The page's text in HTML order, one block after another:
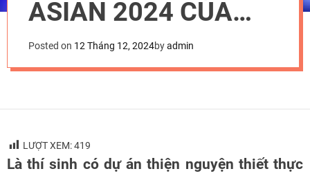
ASIAN 2024 CỦA
HOA HẬU NHÂN ÁI
VŨ THỊ MINH THUÝ
Posted on 12 Tháng 12, 2024byadmin
LƯỢT XEM:419
Là thí sinh có dự án thiện nguyện thiết thực